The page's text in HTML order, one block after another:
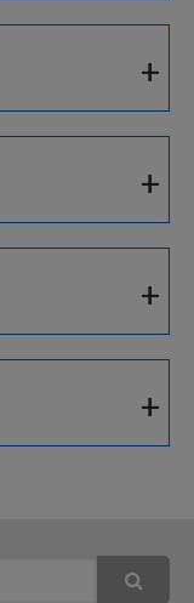
+
+
+
+